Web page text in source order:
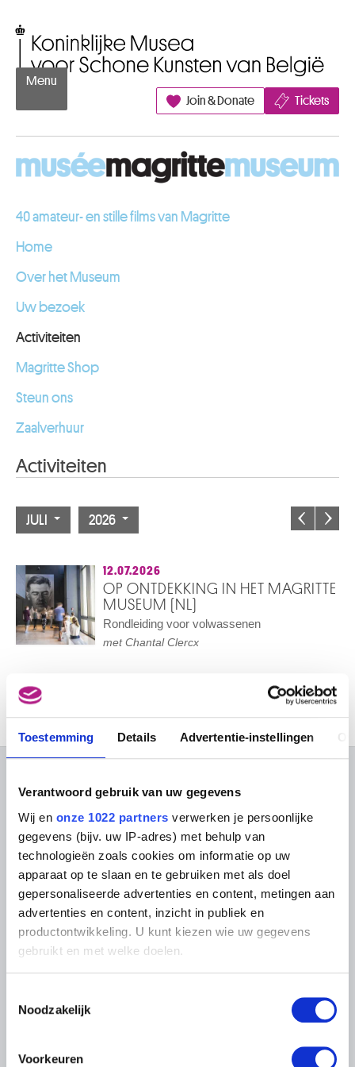
Toestemming Details Advertentie-instellingen
Verantwoord gebruik van uw gegevens
Wij en onze 1022 partners verwerken je persoonlijke
gegevens (bijv. uw IP-adres) met behulp van
technologieën zoals cookies om informatie op uw
apparaat op te slaan en te gebruiken met als doel
gepersonaliseerde advertenties en content, metingen aan
advertenties en content, inzicht in publiek en
productontwikkeling. U kunt kiezen wie uw gegevens
gebruikt en met welke doelen.
Informatie verzamelen over uw geografische
locatie, die tot een paar meter nauwkeurig kan zijn
scannen op specifieke eigenschappen (fingerprinting)
Noodzakelijk
Voorkeuren
Menu
Join & Donate
Tickets
40 amateur- en stille films van Magritte
Home
Over het Museum
Uw bezoek
Activiteiten
Magritte Shop
Steun ons
Zaalverhuur
Activiteiten
JULI 2026
12.07.2026
OP ONTDEKKING IN HET MAGRITTE
MUSEUM (NL)
Rondleiding voor volwassenen
met Chantal Clercx
OVER DE MUSEA
Veelgestelde vragen
Praktisch
Tickets
In de Musea
Evenementen
Museum Shop
Bezoekersreglement
Instelling
Onderzoek
Bibliotheek
Publicaties
Fotodienst
Archief voor Hedendaagse
Kunst in België
Digitaal Museum
LIGGING VAN DE MUSEA